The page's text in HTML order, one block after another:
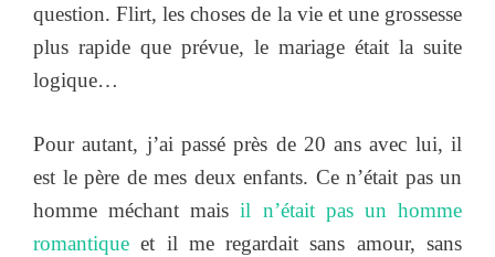
question. Flirt, les choses de la vie et une grossesse
plus rapide que prévue, le mariage était la suite
logique…
Pour autant, j’ai passé près de 20 ans avec lui, il
est le père de mes deux enfants. Ce n’était pas un
homme méchant maisil n’était pas un homme
romantiqueet il me regardait sans amour, sans